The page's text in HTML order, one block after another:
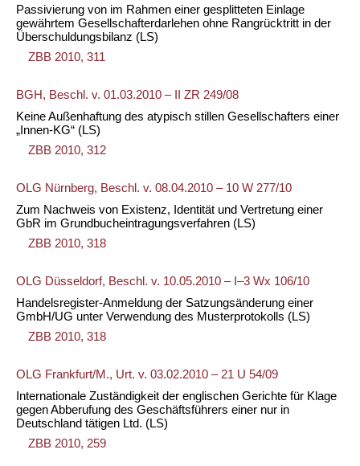
Passivierung von im Rahmen einer gesplitteten Einlage
gewährtem Gesellschafterdarlehen ohne Rangrücktritt in der
Überschuldungsbilanz (LS)
ZBB 2010, 311
BGH, Beschl. v. 01.03.2010 – II ZR 249/08
Keine Außenhaftung des atypisch stillen Gesellschafters einer
„Innen-KG“ (LS)
ZBB 2010, 312
OLG Nürnberg, Beschl. v. 08.04.2010 – 10 W 277/10
Zum Nachweis von Existenz, Identität und Vertretung einer
GbR im Grundbucheintragungsverfahren (LS)
ZBB 2010, 318
OLG Düsseldorf, Beschl. v. 10.05.2010 – I–3 Wx 106/10
Handelsregister-Anmeldung der Satzungsänderung einer
GmbH/UG unter Verwendung des Musterprotokolls (LS)
ZBB 2010, 318
OLG Frankfurt/M., Urt. v. 03.02.2010 – 21 U 54/09
Internationale Zuständigkeit der englischen Gerichte für Klage
gegen Abberufung des Geschäftsführers einer nur in
Deutschland tätigen Ltd. (LS)
ZBB 2010, 259